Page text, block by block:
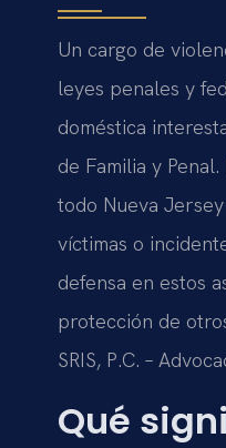
Un cargo de
leyes penales y
doméstica
de Familia y
todo Nueva
víctimas o
defensa en estos
protección de
SRIS, P.C. –
Qué